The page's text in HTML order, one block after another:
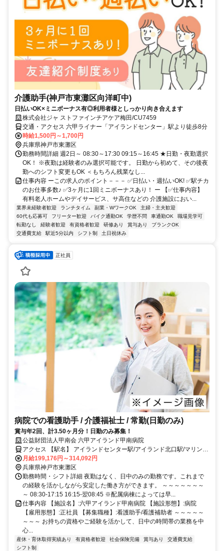
介護助手(神戸市東灘区向洋町中)
日払いOK×ミニボーナス有◎利用者様としっかり向き合えます
株式会社ジャ ストファインチアケア梅田/CU7459
交通・アクセス 六甲ライナー「アイランドセンター」駅より徒歩8分
時給1,500円～1,700円
兵庫県神戸市東灘区
勤務時間詳細 週2日～ 08:30～17:30 09:15～16:45 ★日勤・夜勤選択
OK！ ※夜勤は経験者のみ選択可能です。 日勤から初めて、その後夜
勤へのシフト変更もOK ＜もちろん残業なし...
仕事内容 ーこの求人のポイント－－－ ✅日払い・週払いOK! ✅駅チカ
のお仕事多数♪ ✅3ヶ月に1回ミニボーナスあり！ ー 【✅仕事内容】
有料老人ホームやデイサービス、サ高住などの 介護施設におい...
業界未経験者歓迎 ランチタイム 副業・WワークOK
主婦・主夫歓迎
60代も応募可
フリーター歓迎 バイク通勤OK 学歴不問 車通勤OK
職場見学可
転勤なし
経験者歓迎 有資格者歓迎 研修あり 賞与あり
ブランクOK
交通費支給
駅近5分以内 シフト制 土日祝休み
正社員
病院での看護助手 / 介護福祉士 / 常勤(日勤のみ)
賞与年2回、計3.50ヶ月分！日勤のみ募集！
公益財団法人甲南会 六甲アイランド甲南病院
アクセス 【駅名】 アイランドセンター駅/アイランド北口駅/マリンパ
ーク駅【アクセス】 アイランドセンター駅から徒歩3分
月給199,176円～314,092円
兵庫県神戸市東灘区
勤務時間・シフト詳細 夜勤はなく、日中のみの勤務です。これまで
の経験を活かしながら安定した働き方ができます。 ～～～～～～～
～ 08:30-17:15 16:15-翌08:45 ※配属病棟によっては早...
仕事内容 【施設名】:六甲アイランド甲南病院 【施設形態】:病院
【雇用形態】:正社員 【募集職種】:看護助手/看護補助者 ～～～～～
～～～ お持ちの資格やご経験を活かして、日中の時間帯の業務を中
心...
産休・育休取得実績あり 有資格者歓迎 社会保険完備 賞与あり
交通費支給
シフト制